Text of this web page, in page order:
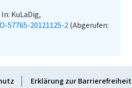
KuLaDig,
57765-20121125-2(Abgerufen:
Erklärung zur Barrierefreiheit